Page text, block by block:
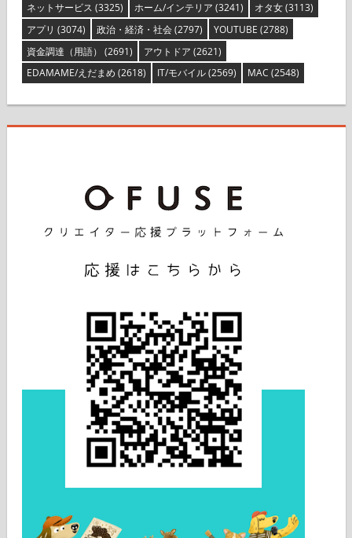
ネットサービス (3325) ホーム/インテリア (3241) オタ女(3113)
アプリ (3074) 政治・経済・社会(2797) YOUTUBE (2788)
資金調達（用語） (2691) アウトドア (2621)
EDAMAME/えだまめ (2618) IT/モバイル(2569) MAC (2548)